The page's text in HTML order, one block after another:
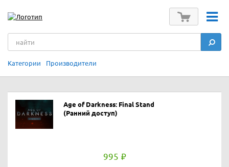
Категории Производители
Age of Darkness: Final Stand
(Ранний доступ)
995